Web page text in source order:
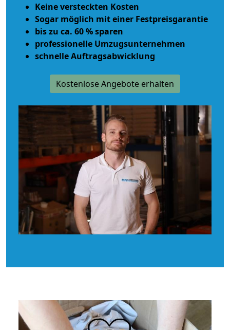
Keine versteckten Kosten
Sogar möglich mit einer Festpreisgarantie
bis zu ca. 60 % sparen
professionelle Umzugsunternehmen
schnelle Auftragsabwicklung
Kostenlose Angebote erhalten